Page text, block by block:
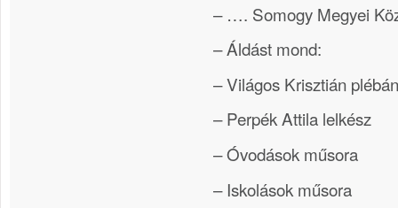
– …. Somogy Megyei
– Áldást mond:
– Világos Krisztián
– Perpék Attila lelkész
– Óvodások műsora
– Iskolások műsora